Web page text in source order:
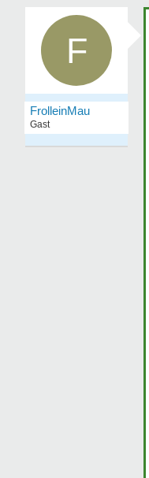
F
FrolleinMau
Gast